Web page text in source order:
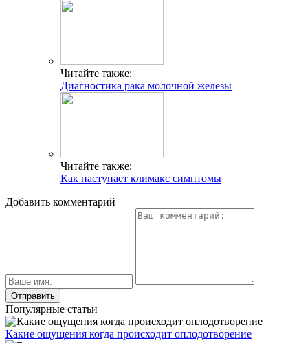
Читайте также:
Диагностика рака молочной железы
Читайте также:
Как наступает климакс симптомы
Добавить комментарий
Популярные статьи
Какие ощущения когда происходит оплодотворение